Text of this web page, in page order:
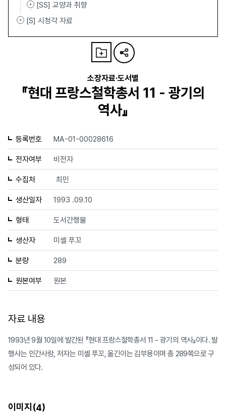
[SS] 교양과 취향
[S] 시청각 자료
소장자료·도서별
『현대 프랑스철학총서 11 - 광기의
역사』
등록번호 MA-01-00028616
전자여부 비전자
수집처 최민
생산일자 1993 .09.10
형태 도서간행물
생산자 미셸 푸꼬
분량 289
원본여부 원본
자료 내용
1993년 9월 10일에 발간된 『현대 프랑스철학총서 11 - 광기의 역사』이다. 발
행사는 인간사랑, 저자는 미셸 푸꼬, 옮긴이는 김부용이며 총 289쪽으로 구
성되어 있다.
이미지(4)